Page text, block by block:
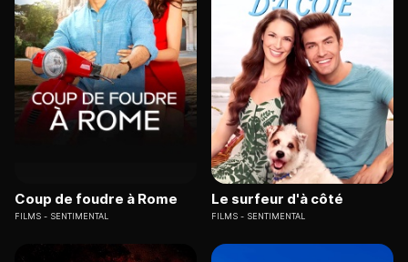
Coup de foudre à Rome
FILMS SENTIMENTAL
Le surfeur d'à côté
FILMS SENTIMENTAL